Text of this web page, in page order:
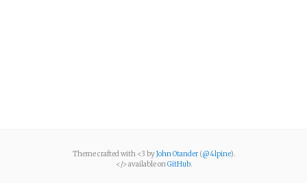
Theme crafted with <3 byJohn Otander(@4lpine).
</> available onGitHub.